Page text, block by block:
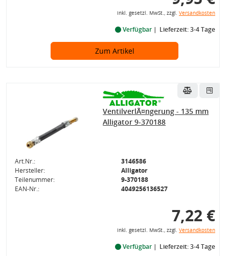
inkl. gesetzl. MwSt., zzgl. Versandkosten
Verfügbar Lieferzeit: 3-4 Tage
Zum Artikel
VentilverlÃ¤ngerung - 135 mm
Alligator 9-370188
Art.Nr.:
3146586
Hersteller:
Alligator
Teilenummer:
9-370188
EAN-Nr.:
4049256136527
7,22 €
inkl. gesetzl. MwSt., zzgl. Versandkosten
Verfügbar Lieferzeit: 3-4 Tage